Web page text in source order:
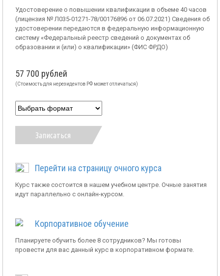
Удостоверение о повышении квалификации в объеме 40 часов
(лицензия № Л035-01271-78/00176896 от 06.07.2021) Сведения об
удостоверении передаются в федеральную информационную
систему «Федеральный реестр сведений о документах об
образовании и (или) о квалификации» (ФИС ФРДО)
57 700 рублей
(Стоимость для нерезидентов РФ может отличаться)
Записаться
Перейти на страницу очного курса
Курс также состоится в нашем учебном центре. Очные занятия
идут параллельно с онлайн-курсом.
Корпоративное обучение
Планируете обучить более 8 сотрудников? Мы готовы
провести для вас данный курс в корпоративном формате.